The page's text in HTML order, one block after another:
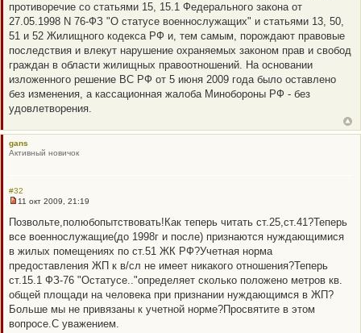
противоречие со статьями 15, 15.1 Федерального закона от
27.05.1998 N 76-ФЗ "О статусе военнослужащих" и статьями 13, 50,
51 и 52 Жилищного кодекса РФ и, тем самым, порождают правовые
последствия и влекут нарушение охраняемых законом прав и свобод
граждан в области жилищных правоотношений. На основании
изложенного решение ВС РФ от 5 июня 2009 года было оставлено
без изменения, а кассационная жалоба Минобороны РФ - без
удовлетворения.
gans
Активный новичок
#32
п
р
ч
и
а
н
о
е
11 окт 2009, 21:19
Позвольте,полюбопытствовать!Как теперь читать ст.25,ст.41?Теперь
все военнослужащие(до 1998г и после) признаются нуждающимися
в жилых помещениях по ст.51 ЖК РФ?Учетная норма
предоставления ЖП к в/сл не имеет никакого отношения?Теперь
ст.15.1 ФЗ-76 "Остатусе.."определяет сколько положено метров кв.
общей площади на человека при признании нуждающимся в ЖП?
Больше мы не привязаны к учетной норме?Просвятите в этом
вопросе.С уважением.